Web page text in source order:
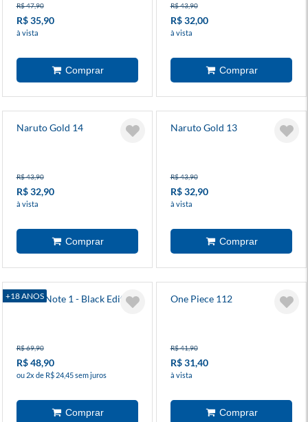
R$ 47,90
R$ 35,90
à vista
R$ 43,90
R$ 32,00
à vista
Naruto Gold 14
R$ 43,90
R$ 32,90
à vista
Naruto Gold 13
R$ 43,90
R$ 32,90
à vista
+18 ANOS
Death Note 1 - Black Edition
R$ 69,90
R$ 48,90
ou 2x de R$ 24,45 sem juros
One Piece 112
R$ 41,90
R$ 31,40
à vista